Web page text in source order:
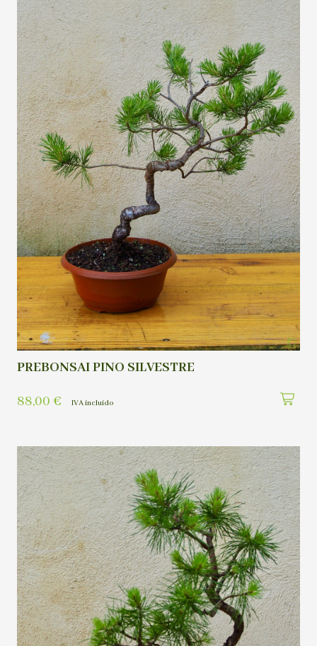
PREBONSAI PINO SILVESTRE
88,00 € IVA incluído